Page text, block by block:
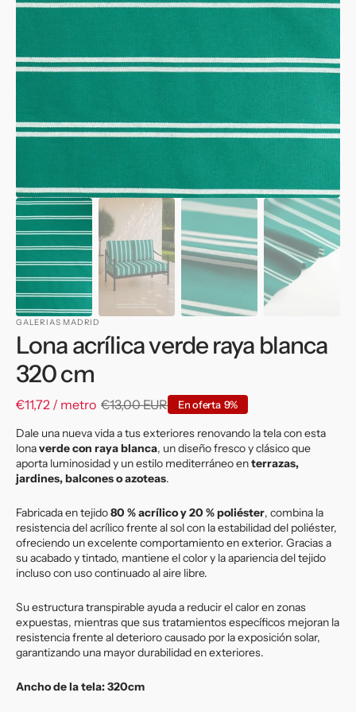
multimedia
galería
GALERIAS MADRID
Lona acrílica verde raya blanca
320 cm
Precio
de
venta
€11,72 / metro
Precio
habitual
€13,00 EUR En oferta 9%
Dale una nueva vida a tus exteriores renovando la tela con esta
lonaverde con raya blanca, un diseño fresco y clásico que
aporta luminosidad y un estilo mediterráneo enterrazas,
jardines, balcones o azoteas.
Fabricada en tejido80 % acrílico y 20 % poliéster, combina la
resistencia del acrílico frente al sol con la estabilidad del poliéster,
ofreciendo un excelente comportamiento en exterior. Gracias a
su acabado y tintado, mantiene el color y la apariencia del tejido
incluso con uso continuado al aire libre.
Su estructura transpirable ayuda a reducir el calor en zonas
expuestas, mientras que sus tratamientos específicos mejoran la
resistencia frente al deterioro causado por la exposición solar,
garantizando una mayor durabilidad en exteriores.
Ancho de la tela: 320cm